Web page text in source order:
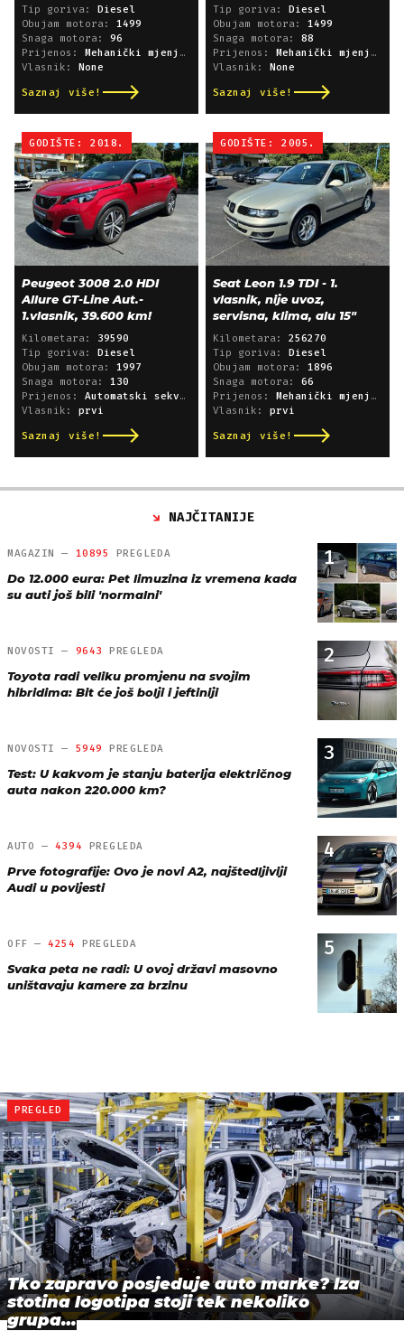
Tip goriva: Diesel
Obujam motora: 1499
Snaga motora: 96
Prijenos: Mehanički mjenjač
Vlasnik: None
Saznaj više!
Tip goriva: Diesel
Obujam motora: 1499
Snaga motora: 88
Prijenos: Mehanički mjenjač
Vlasnik: None
Saznaj više!
GODIŠTE: 2018.
Peugeot 3008 2.0 HDI
Allure GT-Line Aut.-
1.vlasnik, 39.600 km!
Kilometara: 39590
Tip goriva: Diesel
Obujam motora: 1997
Snaga motora: 130
Prijenos: Automatski sekvencijski
Vlasnik: prvi
Saznaj više!
GODIŠTE: 2005.
Seat Leon 1.9 TDI - 1.
vlasnik, nije uvoz,
servisna, klima, alu 15"
Kilometara: 256270
Tip goriva: Diesel
Obujam motora: 1896
Snaga motora: 66
Prijenos: Mehanički mjenjač
Vlasnik: prvi
Saznaj više!
NAJČITANIJE
1
MAGAZIN — 10895 PREGLEDA
Do 12.000 eura: Pet limuzina iz vremena kada
su auti još bili 'normalni'
2
NOVOSTI — 9643 PREGLEDA
Toyota radi veliku promjenu na svojim
hibridima: Bit će još bolji i jeftiniji
3
NOVOSTI — 5949 PREGLEDA
Test: U kakvom je stanju baterija električnog
auta nakon 220.000 km?
4
AUTO — 4394 PREGLEDA
Prve fotografije: Ovo je novi A2, najštedljiviji
Audi u povijesti
5
OFF —4254 PREGLEDA
Svaka peta ne radi: U ovoj državi masovno
uništavaju kamere za brzinu
PREGLED
Tko zapravo posjeduje auto marke? Iza
stotina logotipa stoji tek nekoliko
grupa…